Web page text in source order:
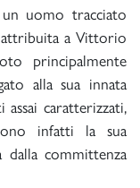
uomo tracciato
attribuita a Vittorio
principalmente
alla sua innata
caratterizzati,
infatti la sua
dalla committenza